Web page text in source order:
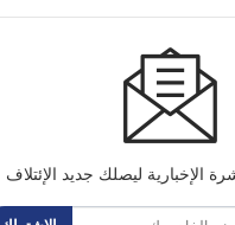
الإخبارية ليصلك جديد الإئتلاف